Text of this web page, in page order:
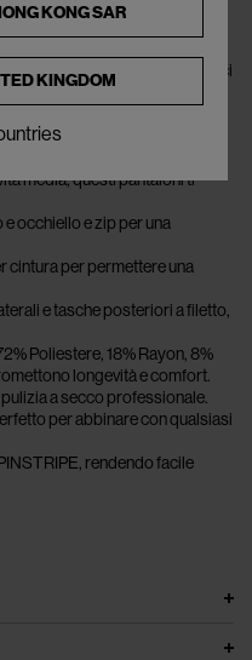
la moda incontra la
Pants, un capo senza tempo
pantaloni sono più che semplici
del tuo gusto raffinato.
classico tessuto a righe,
media, questi pantaloni ti
occhiello e zip per una
cintura per permettere una
e tasche posteriori a filetto,
Poliestere, 18% Rayon, 8%
longevità e comfort.
a secco professionale.
per abbinare con qualsiasi
rendendo facile
KONG SAR
KINGDOM